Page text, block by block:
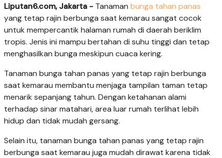
Liputan6.com, Jakarta - Tanaman bunga tahan panas
yang tetap rajin berbunga saat kemarau sangat cocok
untuk mempercantik halaman rumah di daerah beriklim
tropis. Jenis ini mampu bertahan di suhu tinggi dan tetap
menghasilkan bunga meskipun cuaca kering.
Tanaman bunga tahan panas yang tetap rajin berbunga
saat kemarau membantu menjaga tampilan taman tetap
menarik sepanjang tahun. Dengan ketahanan alami
terhadap sinar matahari, area luar rumah terlihat lebih
hidup dan tidak mudah gersang.
Selain itu, tanaman bunga tahan panas yang tetap rajin
berbunga saat kemarau juga mudah dirawat karena tidak